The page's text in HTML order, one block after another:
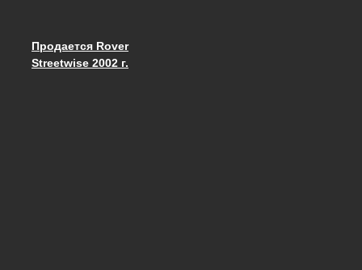
Запись навигация
Продается Rover
Streetwise 2002 г.